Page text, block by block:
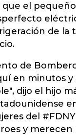
que el
de la
de
en minutos y
dijo el hijo
del
y merecen